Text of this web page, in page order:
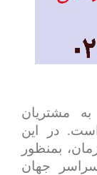
مشتریان
است. در این
بمنظور
سراسر جهان